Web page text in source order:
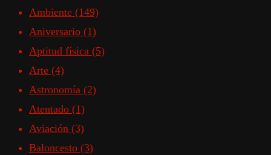
Ambiente (149)
Aniversario (1)
Aptitud física (5)
Arte (4)
Astronomía (2)
Atentado (1)
Aviación (3)
Baloncesto (3)